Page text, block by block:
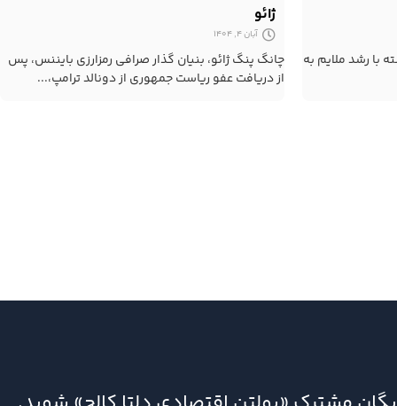
با رشد ملایم به
ژائو
آبان 4, 1404
چانگ پنگ ژائو، بنیان گذار صرافی رمزارزی بایننس، پس
از دریافت عفو ریاست جمهوری از دونالد ترامپ،...